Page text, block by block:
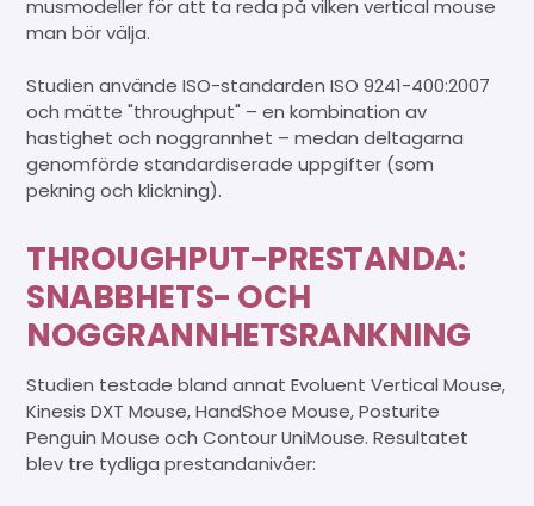
musmodeller för att ta reda på vilken vertical mouse
man bör välja.
Studien använde ISO-standarden ISO 9241-400:2007
och mätte "throughput" – en kombination av
hastighet och noggrannhet – medan deltagarna
genomförde standardiserade uppgifter (som
pekning och klickning).
THROUGHPUT-PRESTANDA:
SNABBHETS- OCH
NOGGRANNHETSRANKNING
Studien testade bland annat Evoluent Vertical Mouse,
Kinesis DXT Mouse, HandShoe Mouse, Posturite
Penguin Mouse och Contour UniMouse. Resultatet
blev tre tydliga prestandanivåer: